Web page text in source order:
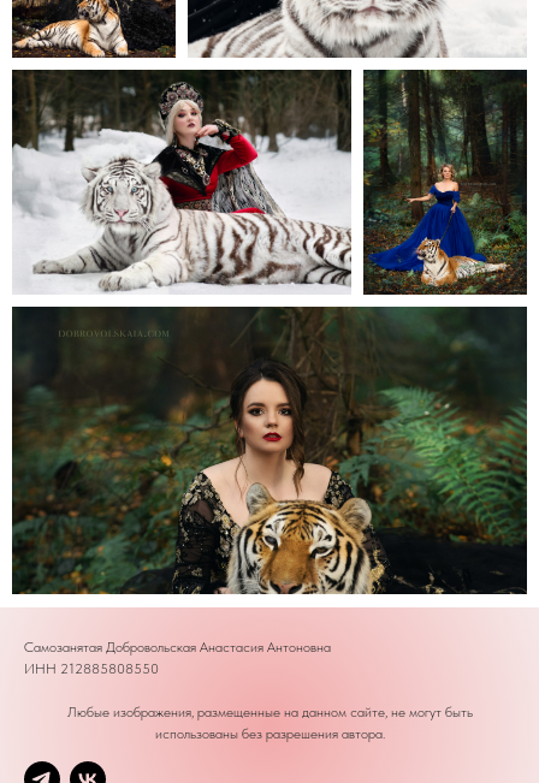
Самозанятая Добровольская Анастасия Антоновна
ИНН 212885808550
Любые изображения, размещенные на данном сайте, не могут быть
использованы без разрешения автора.